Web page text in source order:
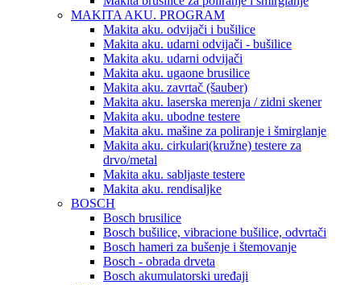
MAKITA AKU. PROGRAM
Makita aku. odvijači i bušilice
Makita aku. udarni odvijači - bušilice
Makita aku. udarni odvijači
Makita aku. ugaone brusilice
Makita aku. zavrtač (šauber)
Makita aku. laserska merenja / zidni skener
Makita aku. ubodne testere
Makita aku. mašine za poliranje i šmirglanje
Makita aku. cirkulari(kružne) testere za
drvo/metal
Makita aku. sabljaste testere
Makita aku. rendisaljke
BOSCH
Bosch brusilice
Bosch bušilice, vibracione bušilice, odvrtači
Bosch hameri za bušenje i štemovanje
Bosch - obrada drveta
Bosch akumulatorski uređaji